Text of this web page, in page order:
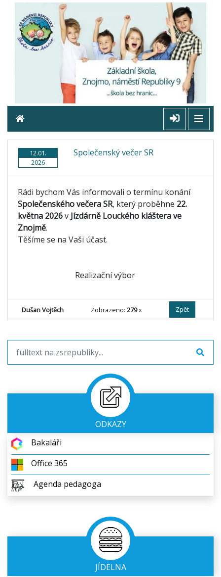
12.01.
2026
Společenský večer SR
Rádi bychom Vás informovali o termínu konání
Společenského večera SR, který proběhne 22.
května 2026v Jízdárně Louckého kláštera ve
Znojmě.
Těšíme se na Vaši účast.
Realizační výbor
Dušan Vojtěch Zobrazeno: 279x Zpět
ODKAZY
Bakaláři
Office 365
Agenda pedagoga
JÍDELNA